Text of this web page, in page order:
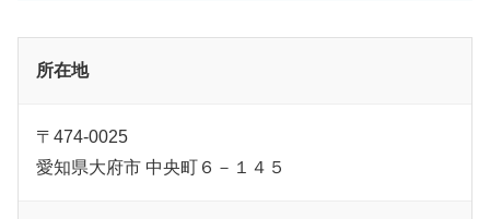
所在地
〒474-0025
愛知県大府市 中央町６－１４５